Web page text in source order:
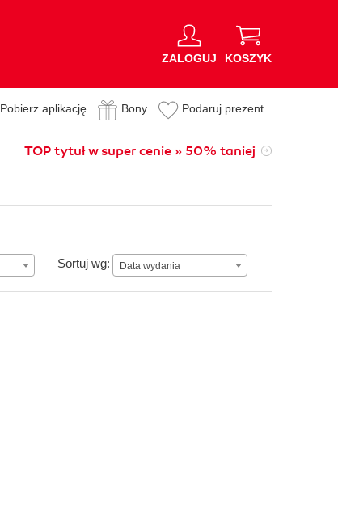
ZALOGUJ KOSZYK
Pobierz aplikację Bony Podaruj prezent
TOP tytuł w super cenie » 50% taniej
Sortuj wg: Data wydania
Data wydania